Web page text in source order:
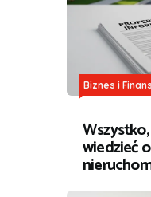
Biznes i
wiedzieć